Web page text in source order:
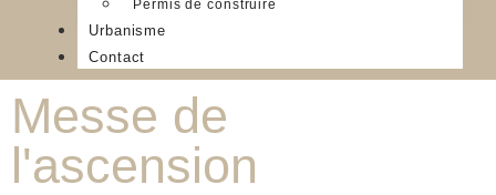
Permis de construire
Urbanisme
Contact
Messe de
l'ascension